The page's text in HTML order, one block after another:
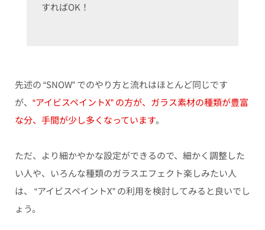
すればOK！
先述の “SNOW” でのやり方と流れはほとんど同じです
が、 “アイビスペイントX” の方が、ガラス素材の種類が豊富
な分、手間が少し多くなっています。
ただ、より細かやかな設定ができるので、細かく調整した
い人や、いろんな種類のガラスエフェクト楽しみたい人
は、 “アイビスペイントX” の利用を検討してみると良いでし
ょう。